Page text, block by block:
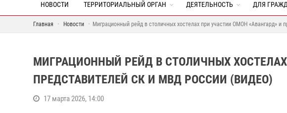
НОВОСТИ ТЕРРИТОРИАЛЬНЫЙ ОРГАН ДЕЯТЕЛЬНОСТЬ ДЛЯ
Главная Новости Миграционный рейд в столичных хостелах при участии ОМОН «Авангард»
МИГРАЦИОННЫЙ РЕЙД В СТОЛИЧНЫХ
ПРЕДСТАВИТЕЛЕЙ СК И МВД РОССИИ (ВИДЕО)
17 марта 2026, 14:00